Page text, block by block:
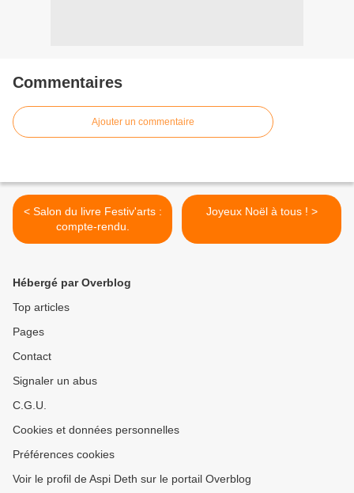
Commentaires
Ajouter un commentaire
< Salon du livre Festiv'arts :
compte-rendu.
Joyeux Noël à tous ! >
Hébergé par Overblog
Top articles
Pages
Contact
Signaler un abus
C.G.U.
Cookies et données personnelles
Préférences cookies
Voir le profil de Aspi Deth sur le portail Overblog